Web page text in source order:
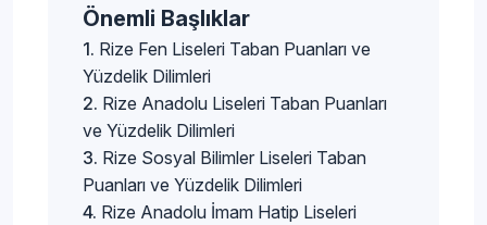
Önemli Başlıklar
Rize Fen Liseleri Taban Puanları ve
Yüzdelik Dilimleri
Rize Anadolu Liseleri Taban Puanları
ve Yüzdelik Dilimleri
Rize Sosyal Bilimler Liseleri Taban
Puanları ve Yüzdelik Dilimleri
Rize Anadolu İmam Hatip Liseleri